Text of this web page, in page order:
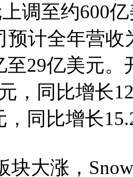
调至约600
预计全年营
至29亿美元。
，同比增长
，同比增长
大涨，